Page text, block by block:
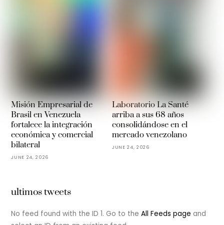
Misión Empresarial de
Brasil en Venezuela
fortalece la integración
económica y comercial
bilateral
JUNE 24, 2026
Laboratorio La Santé
arriba a sus 68 años
consolidándose en el
mercado venezolano
JUNE 24, 2026
ultimos tweets
No feed found with the ID 1. Go to theAll Feeds page and